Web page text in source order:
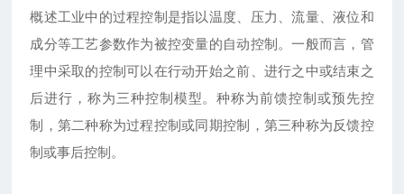
概述工业中的过程控制是指以温度、压力、流量、液位和
成分等工艺参数作为被控变量的自动控制。一般而言，管
理中采取的控制可以在行动开始之前、进行之中或结束之
后进行，称为三种控制模型。种称为前馈控制或预先控
制，第二种称为过程控制或同期控制，第三种称为反馈控
制或事后控制。